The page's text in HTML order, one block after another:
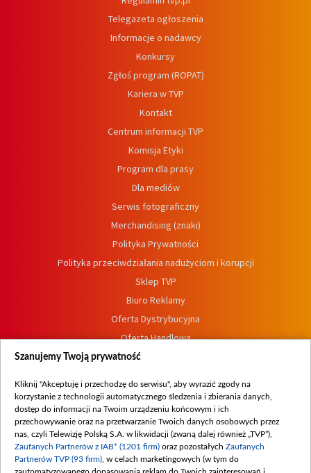
Telegazeta ogłoszenia
Informacje o nadawcy
Konkursy
Zgłoś program (ROPAT)
Kariera w TVP
Kontakt
Centrum informacji TVP
Komisja Etyki
Program dla prasy
Dla mediów
Serwis fotograficzny
Merchandising (znaki)
Polityka Prywatności
Polityka przeciwdziałania nadużyciom i korupcji
Sklep TVP
Biuro Reklamy
Oferta Dystrybucyjna
Oferta Handlowa
Dostępność
Procedura zgłoszeń wewnętrznych
Szanujemy Twoją prywatność
Kliknij "Akceptuję i przechodzę do serwisu", aby wyrazić zgody na
korzystanie z technologii automatycznego śledzenia i zbierania danych,
dostęp do informacji na Twoim urządzeniu końcowym i ich
przechowywanie oraz na przetwarzanie Twoich danych osobowych przez
nas, czyli Telewizję Polską S.A. w likwidacji (zwaną dalej również „TVP”),
Zaufanych Partnerów z IAB* (1201 firm) oraz pozostałych Zaufanych
Partnerów TVP (93 firm) , w celach marketingowych (w tym do